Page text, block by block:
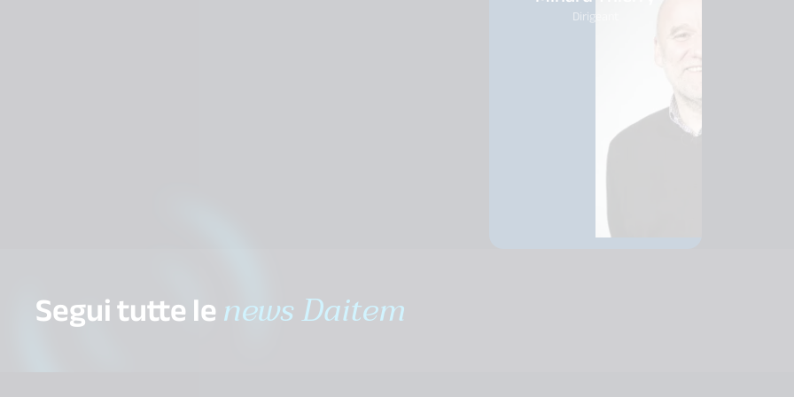
Dirigeant
Segui tutte lenews Daitem